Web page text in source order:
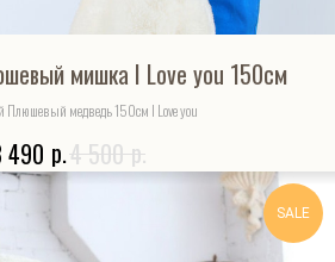
мишка I Love you 150см
Плюшевый медведь 150см I Love you
490 р.4 500 р.
SALE